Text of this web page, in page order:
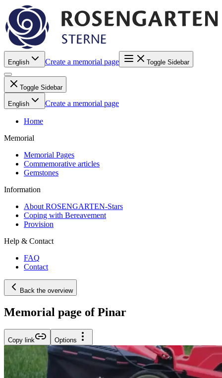
English Create a memorial page Toggle Sidebar
Toggle Sidebar
English Create a memorial page
Home
Memorial
Memorial Pages
Commemorative articles
Gemstones
Information
About ROSENGARTEN-Stars
Coping with Bereavement
Provision
Help & Contact
FAQ
Contact
Back the overview
Memorial page of Pinar
Copy link Options